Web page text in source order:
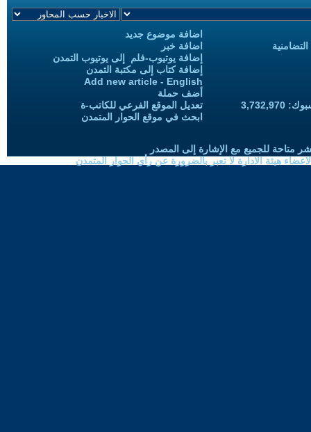
اضافة موضوع جديد
اضافة خبر
إضافة يوتيوب-فلم إلى يوتيوب التمدن
إضافة كتاب إلى مكتبة التمدن
Add new article - English
أضف حملة
تعديل الموقع الفرعي للكاتب-ة
ابحث في موقع الحوار المتمدن
متاحة للجميع مع الإشارة إلى المصدر
هيئة الادارة لا تعبر بالضرورة عن رأي الحوار المتمدن